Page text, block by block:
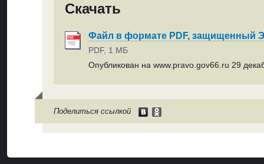
Скачать
Файл в формате PDF, защищенный
PDF, 1 МБ
Опубликован на www.pravo.gov66.ru 29
Поделиться ссылкой